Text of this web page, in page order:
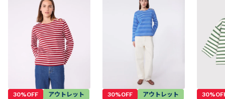
30%OFF アウトレット 30%OFF アウトレット